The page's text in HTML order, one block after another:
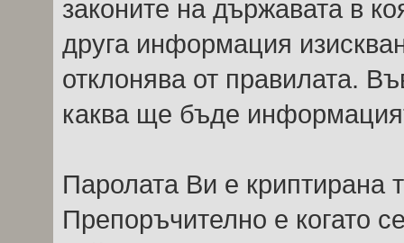
законите на държавата в
друга информация
отклонява от правилата.
каква ще бъде
Паролата Ви е криптирана
Препоръчително е когато